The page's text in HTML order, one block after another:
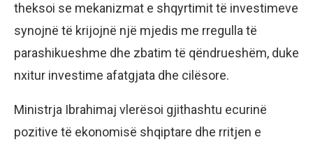
theksoi se mekanizmat e shqyrtimit të investimeve
synojnë të krijojnë një mjedis me rregulla të
parashikueshme dhe zbatim të qëndrueshëm, duke
nxitur investime afatgjata dhe cilësore.
Ministrja Ibrahimaj vlerësoi gjithashtu ecurinë
pozitive të ekonomisë shqiptare dhe rritjen e